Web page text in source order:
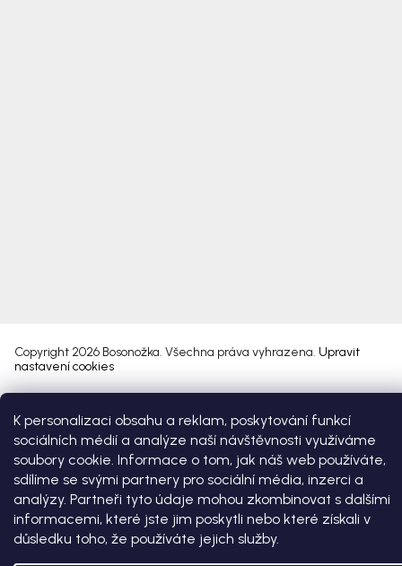
K personalizaci obsahu a reklam, poskytování funkcí
sociálních médií a analýze naší návštěvnosti využíváme
soubory cookie. Informace o tom, jak náš web používáte,
sdílíme se svými partnery pro sociální média, inzerci a
analýzy. Partneři tyto údaje mohou zkombinovat s dalšími
informacemi, které jste jim poskytli nebo které získali v
důsledku toho, že používáte jejich služby.
Copyright 2026 Bosonožka. Všechna práva vyhrazena. Upravit
nastavení cookies